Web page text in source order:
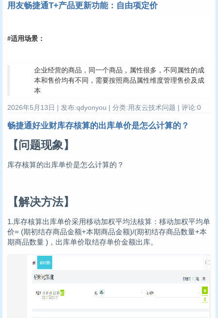
用友畅捷通T+产品更新功能：自由项定价
#适用场景：
企业经营的商品，同一个商品，属性很多，不同属性的成
本和售价均有不同，需要按照商品属性维度管理售价及成
本
2026年5月13日 | 发布:qdyonyou | 分类:用友云技术问题 | 评论:0
畅捷通好业财库存核算的出库单价是怎么计算的？
【问题现象】
库存核算的出库单价是怎么计算的？
【解决方法】
1.库存核算出库单价采用移动加权平均法核算：移动加权平均单
价= (期初结存商品金额+本期商品金额)/(期初结存商品数量+本
期商品数量 )，出库单价取结存单价金额出库。